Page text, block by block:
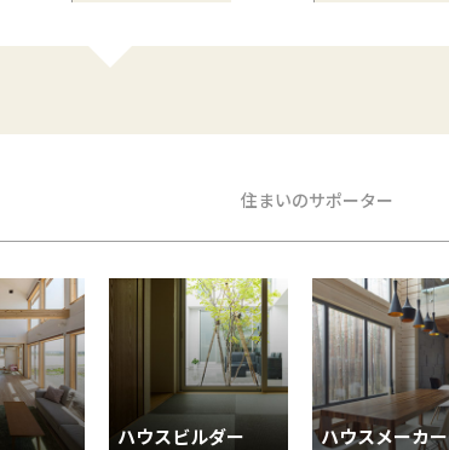
ハウスビルダー ハウスメーカー
住まいのサポーター